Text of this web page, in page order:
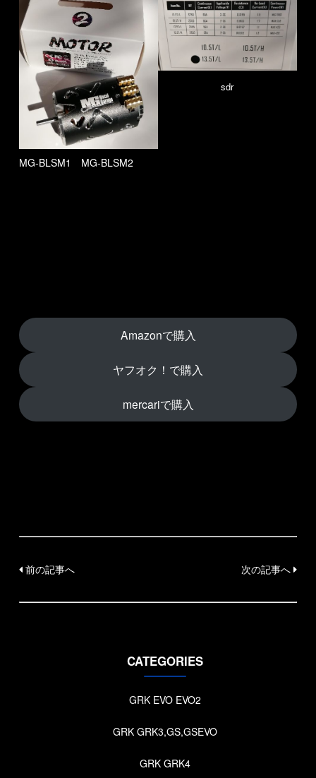
CATEGORIES
GRK EVO EVO2
GRK GRK3,GS,GSEVO
GRK GRK4
sdr
MG-BLSM1 MG-BLSM2
Amazonで購入
ヤフオク！で購入
mercariで購入
前の記事へ 次の記事へ